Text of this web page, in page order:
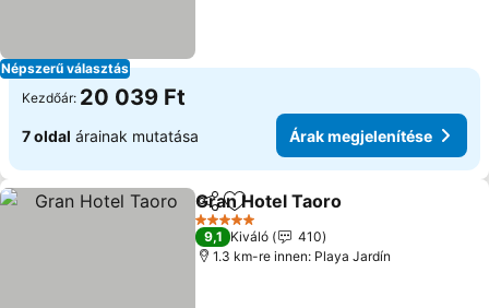
Népszerű választás
Kezdőár: 20 039 Ft
7 oldal árainak mutatása Árak megjelenítése
Megosztás
Hozzáadás a kedvencekhez
Gran Hotel Taoro
5 Kategória
9,1 Kiváló
410
1.3 km-re innen: Playa Jardín